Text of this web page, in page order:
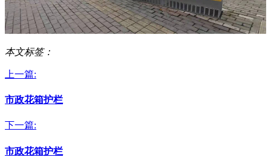
本文标签：
上一篇:
市政花箱护栏
下一篇:
市政花箱护栏